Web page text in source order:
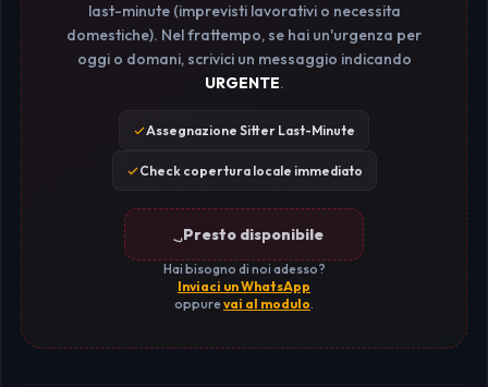
last-minute (imprevisti lavorativi o necessita
domestiche). Nel frattempo, se hai un'urgenza per
oggi o domani, scrivici un messaggio indicando
URGENTE.
Assegnazione Sitter Last-Minute
Check copertura locale immediato
Presto disponibile
Hai bisogno di noi adesso?
Inviaci un WhatsApp
oppurevai al modulo.